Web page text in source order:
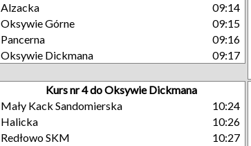
Alzacka
09:14
Oksywie Górne
09:15
Pancerna
09:16
Oksywie Dickmana
09:17
Kurs nr 4 do Oksywie Dickmana
Mały Kack Sandomierska
10:24
Halicka
10:26
Redłowo SKM
10:27